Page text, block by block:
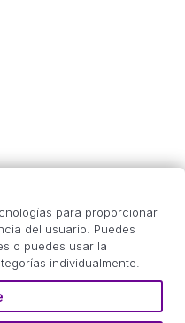
para proporcionar
del usuario. Puedes
o puedes usar la
individualmente.